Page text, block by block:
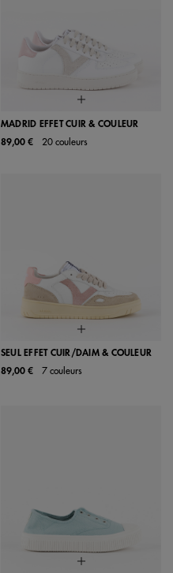
MADRID EFFET CUIR & COULEUR
89,00 €
20 couleurs
SEUL EFFET CUIR/DAIM & COULEUR
89,00 €
7 couleurs